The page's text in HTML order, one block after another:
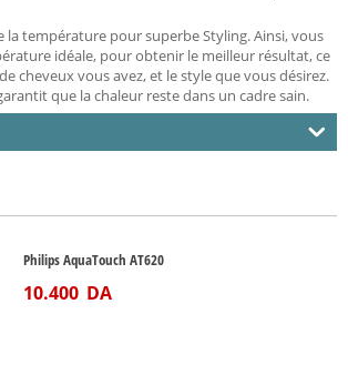
la température pour superbe Styling. Ainsi, vous
idéale, pour obtenir le meilleur résultat, ce
cheveux vous avez, et le style que vous désirez.
que la chaleur reste dans un cadre sain.
Philips AquaTouch AT620
10.400 DA